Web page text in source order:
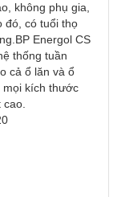
không phụ gia,
đó, có tuổi thọ
Energol CS
thống tuần
cả ổ lăn và ổ
mọi kích thước
cao.